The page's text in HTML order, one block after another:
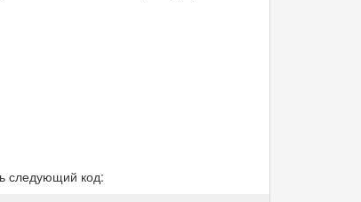
следующий код: